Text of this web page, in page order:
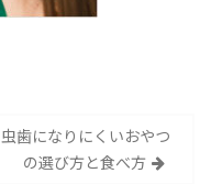
虫歯になりにくいおやつ
の選び方と食べ方